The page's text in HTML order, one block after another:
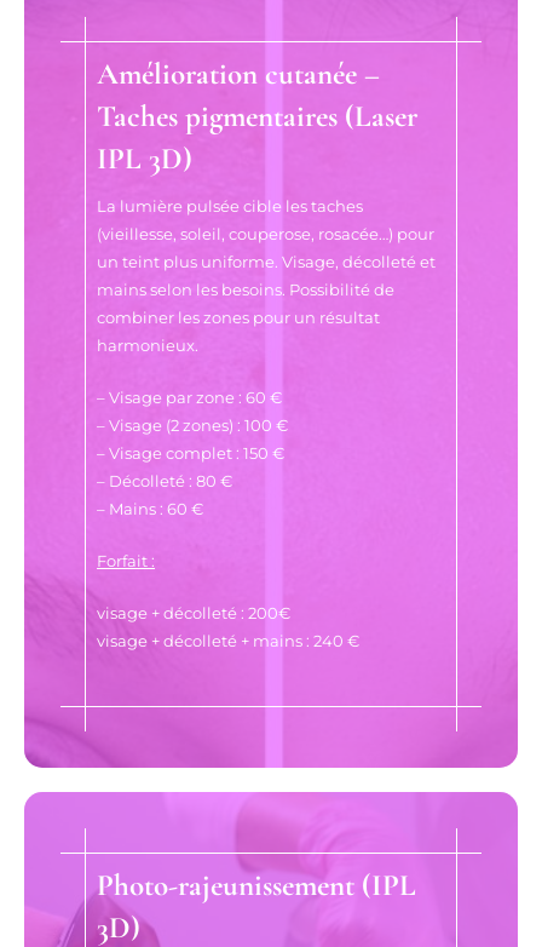
Amélioration cutanée –
Taches pigmentaires (Laser
IPL 3D)
La lumière pulsée cible les taches
(vieillesse, soleil, couperose, rosacée…) pour
un teint plus uniforme. Visage, décolleté et
mains selon les besoins. Possibilité de
combiner les zones pour un résultat
harmonieux.
– Visage par zone : 60 €
– Visage (2 zones) : 100 €
– Visage complet : 150 €
– Décolleté : 80 €
– Mains : 60 €
Forfait :
visage + décolleté : 200€
visage + décolleté + mains : 240 €
Photo-rajeunissement (IPL
3D)